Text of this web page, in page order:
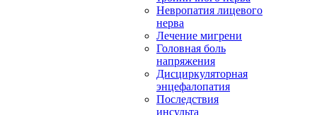
Невропатия лицевого
нерва
Лечение мигрени
Головная боль
напряжения
Дисциркуляторная
энцефалопатия
Последствия
инсульта